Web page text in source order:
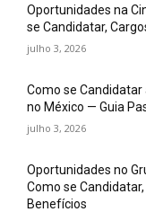
Oportunidades na
se Candidatar,
julho 3, 2026
Como se Candidatar
no México — Guia
julho 3, 2026
Oportunidades no
Como se
Benefícios